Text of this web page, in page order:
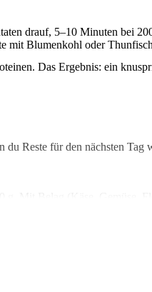
drauf, 5–10 Minuten bei
mit Blumenkohl oder
Das Ergebnis: ein
Reste für den nächsten Tag
Mit Belag (Käse, Gemüse,
kommen Olivenöl für den